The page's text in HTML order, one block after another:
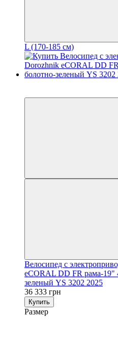
L (170-185 см)
Велосипед с
eCORAL DD FR рама-19"
зеленый YS 3202 2025
36 333 грн
Купить
Размер